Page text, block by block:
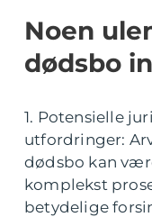
Noen
dødsbo
1. Potensielle
utfordringer:
dødsbo kan
komplekst
betydelige